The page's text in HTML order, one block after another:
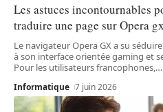
Les astuces incontournables
traduire une page sur Opera gx
Le navigateur Opera GX a su
à son interface orientée gaming et
Pour les utilisateurs francophones,…
Informatique 7 juin 2026